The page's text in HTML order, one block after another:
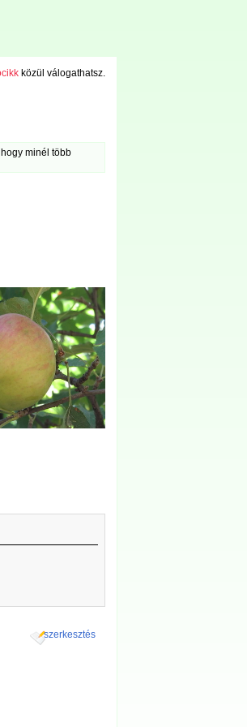
közül válogathatsz.
minél több
szerkesztés